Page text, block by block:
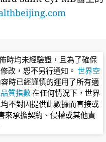
時均未經驗證，且為了確保
改，恕不另行通知。 世界空
時已經謹慎的運用了所有適
質指數在任何情況下，世界
不對因提供此數據而直接或
來承擔契約、侵權或其他責